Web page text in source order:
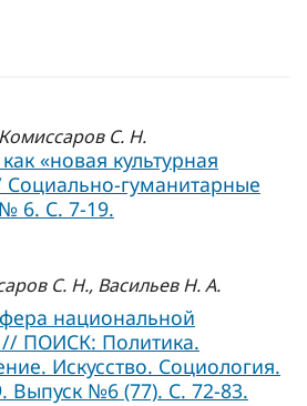
С. Н.
«новая культурная
гуманитарные
6. С. 7-19.
С. Н., Васильев Н. А.
национальной
// ПОИСК: Политика.
Искусство. Социология.
Выпуск №6 (77). С. 72-83.